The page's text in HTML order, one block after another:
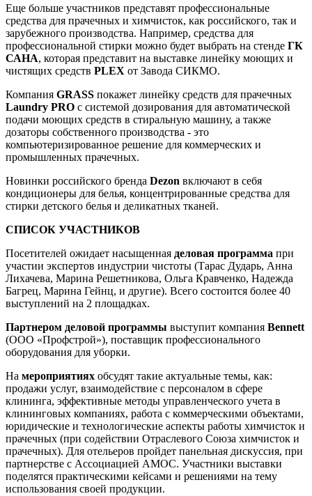
Еще больше участников представят профессиональные
средства для прачечных и химчисток, как российского, так и
зарубежного производства. Например, средства для
профессиональной стирки можно будет выбрать на стенде ГК
САНА, которая представит на выставке линейку моющих и
чистящих средств PLEX от Завода СИКМО.
Компания GRASS покажет линейку средств для прачечных
Laundry PRO c системой дозирования для автоматической
подачи моющих средств в стиральную машину, а также
дозаторы собственного производства - это
компьютеризированное решение для коммерческих и
промышленных прачечных.
Новинки российского бренда Dezon включают в себя
кондиционеры для белья, концентрированные средства для
стирки детского белья и деликатных тканей.
СПИСОК УЧАСТНИКОВ
Посетителей ожидает насыщенная деловая программа при
участии экспертов индустрии чистоты (Тарас Дударь, Анна
Лихачева, Марина Решетникова, Ольга Кравченко, Надежда
Багрец, Марина Гейнц, и другие). Всего состоится более 40
выступлений на 2 площадках.
Партнером деловой программы выступит компания Bennett
(ООО «Профстрой»), поставщик профессионального
оборудования для уборки.
На мероприятиях обсудят такие актуальные темы, как:
продажи услуг, взаимодействие с персоналом в сфере
клининга, эффективные методы управленческого учета в
клининговых компаниях, работа с коммерческими объектами,
юридические и технологические аспекты работы химчисток и
прачечных (при содействии Отраслевого Союза химчисток и
прачечных). Для отельеров пройдет панельная дискуссия, при
партнерстве с Ассоциацией АМОС. Участники выставки
поделятся практическими кейсами и решениями на тему
использования своей продукции.